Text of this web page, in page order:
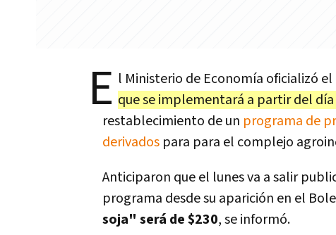
E l Ministerio de Economía oficializó
que se implementará a partir del
restablecimiento de un programa de
derivados para para el complejo
Anticiparon que el lunes va a salir
programa desde su aparición en el
soja" será de $230, se informó.